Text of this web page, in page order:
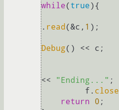
while( true){
. read (&c, 1 );
Debug() << c;
<<
"Ending..." ;
         f.
close
return
0 ;